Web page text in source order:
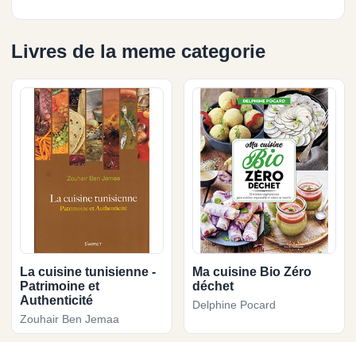
Livres de la meme categorie
La cuisine tunisienne -
Patrimoine et
Authenticité
Zouhair Ben Jemaa
Ma cuisine Bio Zéro
déchet
Delphine Pocard